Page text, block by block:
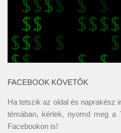
FACEBOOK KÖVETŐK
Ha tetszik az oldal és naprakész
témában, kérlek, nyomd meg
Facebookon is!